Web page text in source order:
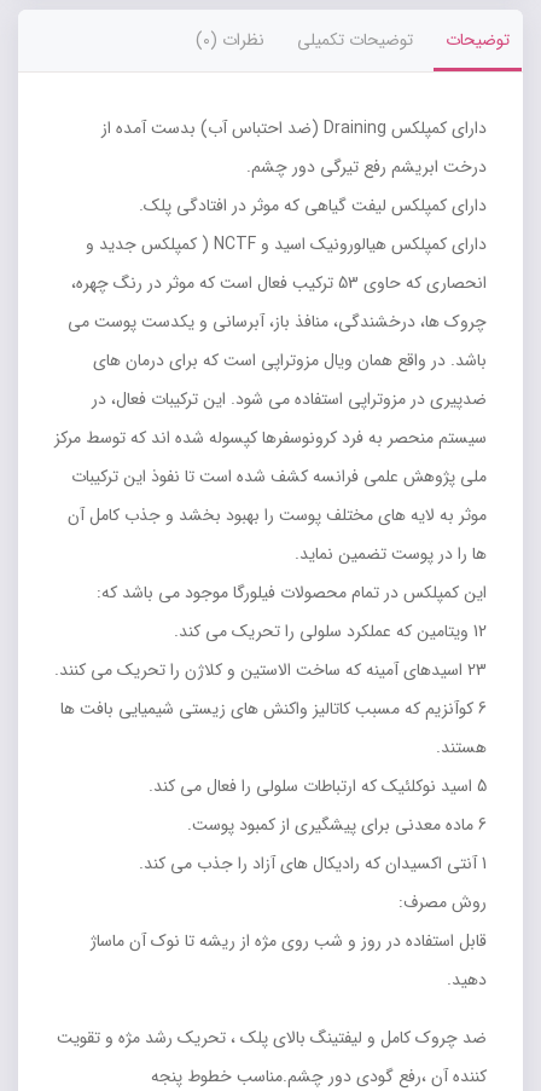
توضیحات توضیحات تکمیلی نظرات (0)
دارای کمپلکس Draining (ضد احتباس آب) بدست آمده از
درخت ابریشم رفع تیرگی دور چشم.
دارای کمپلکس لیفت گیاهی که موثر در افتادگی پلک.
دارای کمپلکس هیالورونیک اسید و NCTF ( کمپلکس جدید و
انحصاری که حاوی 53 ترکیب فعال است که موثر در رنگ چهره،
چروک ها، درخشندگی، منافذ باز، آبرسانی و یکدست پوست می
باشد. در واقع همان ویال مزوتراپی است که برای درمان های
ضدپیری در مزوتراپی استفاده می شود. این ترکیبات فعال، در
سیستم منحصر به فرد کرونوسفرها کپسوله شده اند که توسط مرکز
ملی پژوهش علمی فرانسه کشف شده است تا نفوذ این ترکیبات
موثر به لایه های مختلف پوست را بهبود بخشد و جذب کامل آن
ها را در پوست تضمین نماید.
این کمپلکس در تمام محصولات فیلورگا موجود می باشد که:
12 ویتامین که عملکرد سلولی را تحریک می کند.
23 اسیدهای آمینه که ساخت الاستین و کلاژن را تحریک می کنند.
6 کوآنزیم که مسبب کاتالیز واکنش های زیستی شیمیایی بافت ها
هستند.
5 اسید نوکلئیک که ارتباطات سلولی را فعال می کند.
6 ماده معدنی برای پیشگیری از کمبود پوست.
1 آنتی اکسیدان که رادیکال های آزاد را جذب می کند.
روش مصرف:
قابل استفاده در روز و شب روی مژه از ریشه تا نوک آن ماساژ
دهید.
ضد چروک کامل و لیفتینگ بالای پلک ، تحریک رشد مژه و تقویت
کننده آن ،رفع گودی دور چشم.مناسب خطوط پنجه